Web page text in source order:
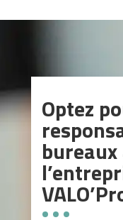
Optez
bureaux